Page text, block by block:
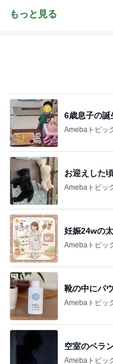
もっと見る
お迎えした
Amebaトピッ
妊娠24wの
Amebaトピッ
靴の中にパ
Amebaトピッ
空室のベラ
Amebaトピッ